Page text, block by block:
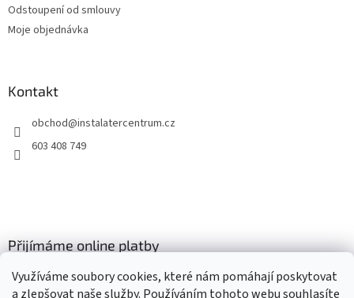
Využíváme soubory cookies, které nám pomáhají poskytovat
a zlepšovat naše služby. Používáním tohoto webu souhlasíte
Odstoupení od smlouvy
Moje objednávka
Kontakt
obchod@instalatercentrum.cz
603 408 749
Přijímáme online platby